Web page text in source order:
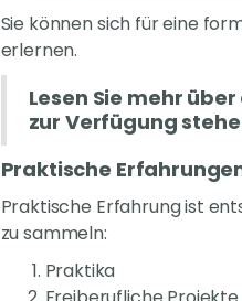
Sie können sich für eine
erlernen.
Lesen Sie mehr
zur Verfügung
Praktische
Praktische Erfahrung ist
zu sammeln:
Praktika